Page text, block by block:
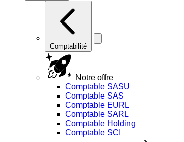
Comptabilité
Notre offre
Comptable SASU
Comptable SAS
Comptable EURL
Comptable SARL
Comptable Holding
Comptable SCI